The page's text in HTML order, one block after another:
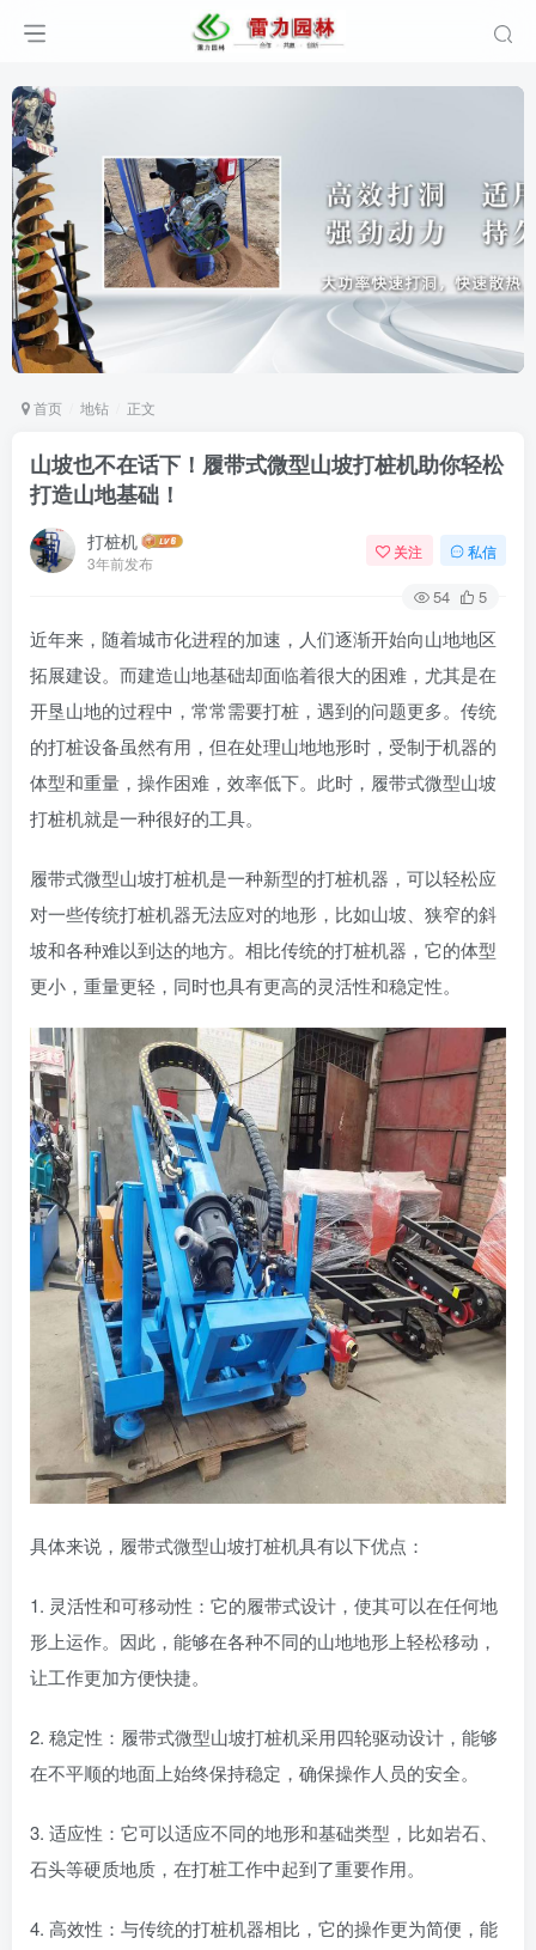
首页 地钻 正文
山坡也不在话下！履带式微型山坡打桩机助你轻松
打造山地基础！
打桩机
3年前发布
关注 私信
54 5
近年来，随着城市化进程的加速，人们逐渐开始向山地地区
拓展建设。而建造山地基础却面临着很大的困难，尤其是在
开垦山地的过程中，常常需要打桩，遇到的问题更多。传统
的打桩设备虽然有用，但在处理山地地形时，受制于机器的
体型和重量，操作困难，效率低下。此时，履带式微型山坡
打桩机就是一种很好的工具。
履带式微型山坡打桩机是一种新型的打桩机器，可以轻松应
对一些传统打桩机器无法应对的地形，比如山坡、狭窄的斜
坡和各种难以到达的地方。相比传统的打桩机器，它的体型
更小，重量更轻，同时也具有更高的灵活性和稳定性。
具体来说，履带式微型山坡打桩机具有以下优点：
1. 灵活性和可移动性：它的履带式设计，使其可以在任何地
形上运作。因此，能够在各种不同的山地地形上轻松移动，
让工作更加方便快捷。
2. 稳定性：履带式微型山坡打桩机采用四轮驱动设计，能够
在不平顺的地面上始终保持稳定，确保操作人员的安全。
3. 适应性：它可以适应不同的地形和基础类型，比如岩石、
石头等硬质地质，在打桩工作中起到了重要作用。
4. 高效性：与传统的打桩机器相比，它的操作更为简便，能